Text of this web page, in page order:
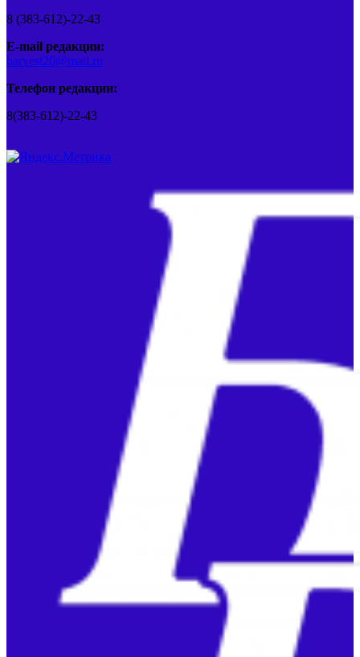
8 (383-612)-22-43
E-mail редакции:
barvest20@mail.ru
Телефон редакции:
8(383-612)-22-43